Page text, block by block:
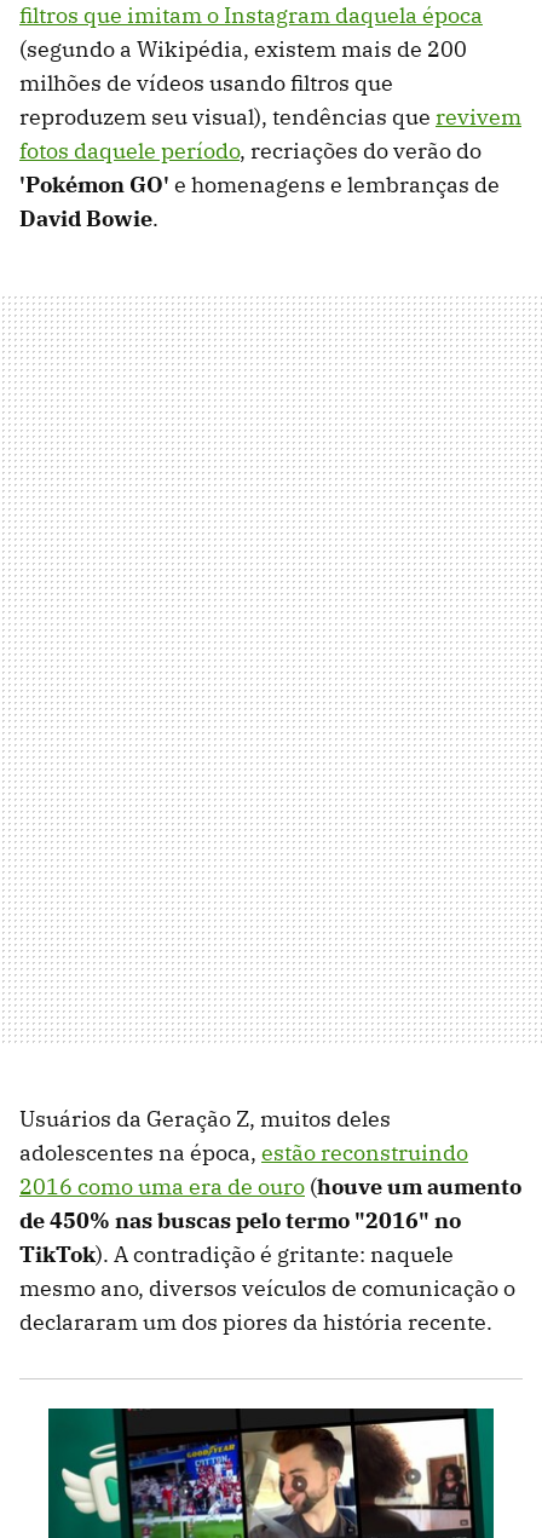
filtros que imitam o Instagram daquela época
(segundo a Wikipédia, existem mais de 200
milhões de vídeos usando filtros que
reproduzem seu visual), tendências que revivem
fotos daquele período, recriações do verão do
'Pokémon GO' e homenagens e lembranças de
David Bowie.
Usuários da Geração Z, muitos deles
adolescentes na época, estão reconstruindo
2016 como uma era de ouro (houve um aumento
de 450% nas buscas pelo termo "2016" no
TikTok). A contradição é gritante: naquele
mesmo ano, diversos veículos de comunicação o
declararam um dos piores da história recente.